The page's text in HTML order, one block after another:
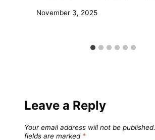
November 3, 2025
Leave a Reply
Your email address will not be published.
fields are marked *